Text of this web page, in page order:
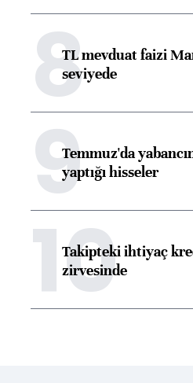
8TL mevduat faizi
seviyede
9Temmuz'da
yaptığı hisseler
10
Takipteki ihtiyaç
zirvesinde